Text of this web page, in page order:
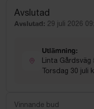
Avslutad
Avslutad: 29 juli 2026
Utlämning:
Linta Gårdsväg
Torsdag 30 juli
Vinnande bud